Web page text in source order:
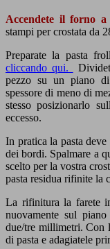
Accendete il forno a
stampi per crostata da
Preparate la pasta
cliccando qui.
pezzo su un piano
spessore di meno di
stesso posizionarlo
eccesso.
In pratica la pasta
dei bordi. Spalmare a
scelto per la vostra
pasta residua rifinite la
La rifinitura la farete
nuovamente sul
due/tre millimetri. Con
di pasta e adagiatele